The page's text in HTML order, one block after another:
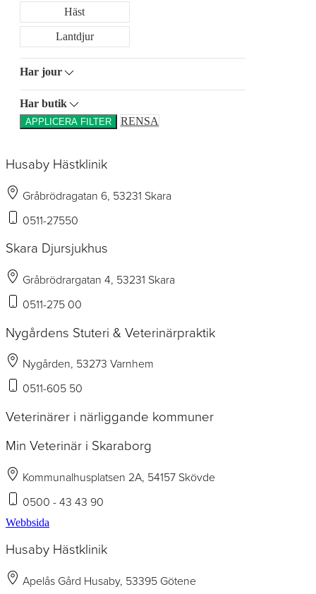
Häst
Lantdjur
Har jour
Har butik
APPLICERA FILTER RENSA
Husaby Hästklinik
Gråbrödragatan 6, 53231 Skara
0511-27550
Skara Djursjukhus
Gråbrödrargatan 4, 53231 Skara
0511-275 00
Nygårdens Stuteri & Veterinärpraktik
Nygården, 53273 Varnhem
0511-605 50
Veterinärer i närliggande kommuner
Min Veterinär i Skaraborg
Kommunalhusplatsen 2A, 54157 Skövde
0500 - 43 43 90
Webbsida
Husaby Hästklinik
Apelås Gård Husaby, 53395 Götene